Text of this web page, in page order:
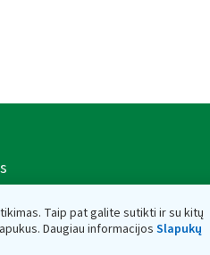
Taip pat galite sutikti ir su kitų
Daugiau informacijos Slapukų